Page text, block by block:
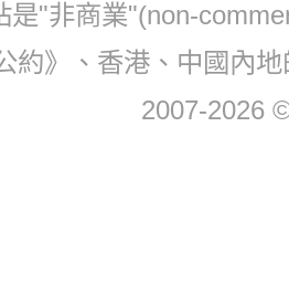
是"非商業"(non-
約》、香港、中國內
2007-2026